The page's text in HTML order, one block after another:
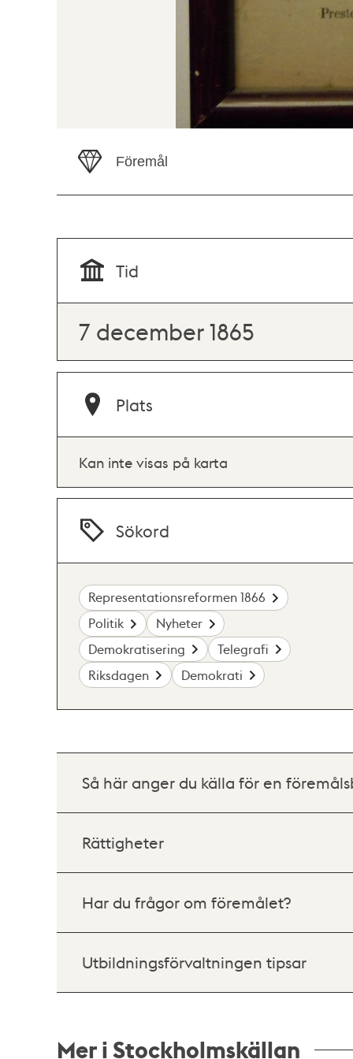
Föremål
Tid
7 december 1865
Plats
Kan inte visas på karta
Sökord
Representationsreformen 1866
Politik
Nyheter
Demokratisering
Telegrafi
Riksdagen
Demokrati
Så här anger du källa för en
Rättigheter
Har du frågor om föremålet?
Utbildningsförvaltningen tipsar
Mer i Stockholmskällan